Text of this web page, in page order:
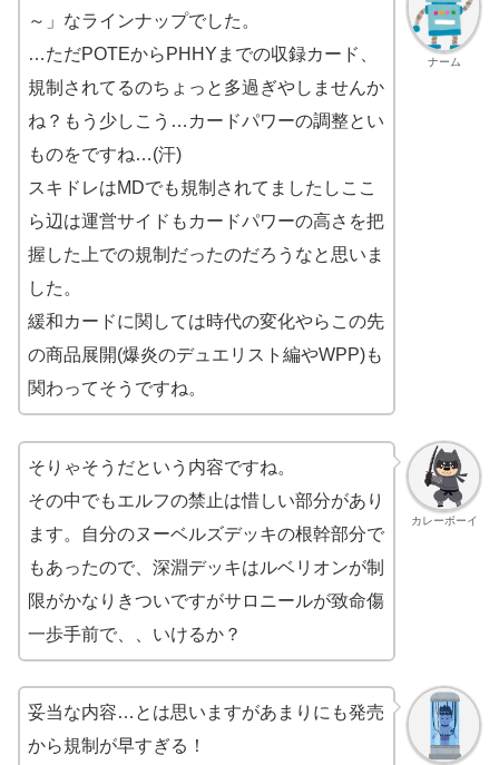
ナーム
～」なラインナップでした。
…ただPOTEからPHHYまでの収録カード、
規制されてるのちょっと多過ぎやしませんか
ね？もう少しこう…カードパワーの調整とい
ものをですね…(汗)
スキドレはMDでも規制されてましたしここ
ら辺は運営サイドもカードパワーの高さを把
握した上での規制だったのだろうなと思いま
した。
緩和カードに関しては時代の変化やらこの先
の商品展開(爆炎のデュエリスト編やWPP)も
関わってそうですね。
カレーボーイ
そりゃそうだという内容ですね。
その中でもエルフの禁止は惜しい部分があり
ます。自分のヌーベルズデッキの根幹部分で
もあったので、深淵デッキはルベリオンが制
限がかなりきついですがサロニールが致命傷
一歩手前で、、いけるか？
妥当な内容…とは思いますがあまりにも発売
から規制が早すぎる！